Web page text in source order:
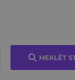
MEKLĒT